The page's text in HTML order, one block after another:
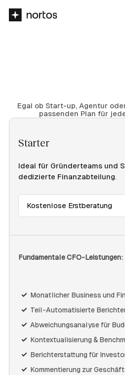
Egal ob Start-up, Agentur
passenden Plan für
Starter
Ideal für Gründerteams und
dedizierte Finanzabteilung.
Kostenlose Erstberatung
Fundamentale CFO-Leistungen:
Monatlicher Business und
Teil-Automatisierte
Abweichungsanalyse für
Kontextualisierung &
Berichterstattung für
Kommentierung zur